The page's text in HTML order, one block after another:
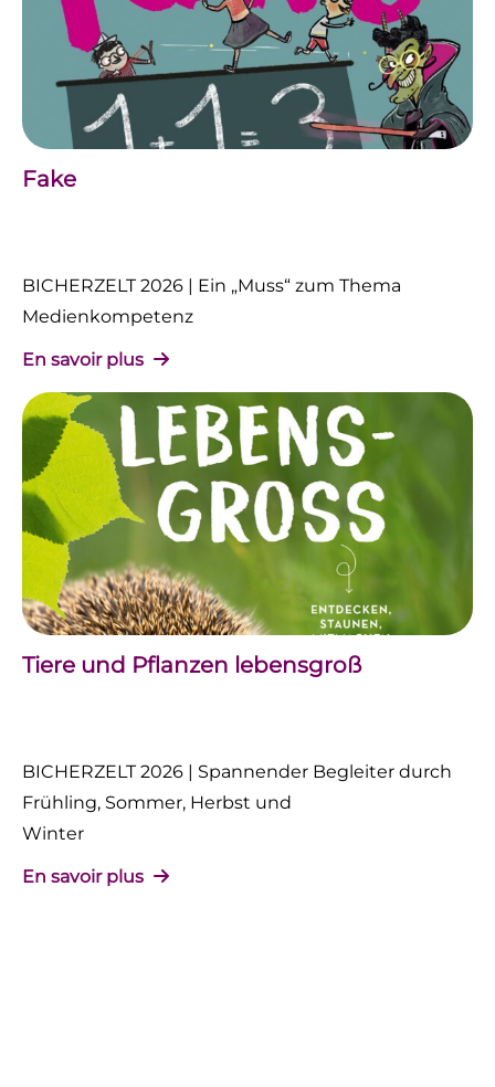
Fake
BICHERZELT 2026 | Ein „Muss“ zum Thema
Medienkompetenz
En savoir plus
Tiere und Pflanzen lebensgroß
BICHERZELT 2026 | Spannender Begleiter durch
Frühling, Sommer, Herbst und
Winter
En savoir plus